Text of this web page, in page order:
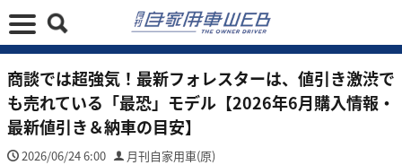
商談では超強気！最新フォレスターは、値引き激渋で
も売れている「最恐」モデル【2026年6月購入情報・
最新値引き＆納車の目安】
2026/06/24 6:00 月刊自家用車(原)